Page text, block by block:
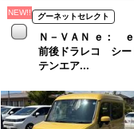
NEW!! グーネットセレクト
Ｎ－ＶＡＮ ｅ：
前後ドラレコ シ
テンエア...